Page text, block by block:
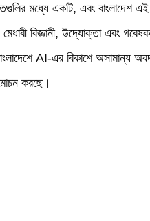
মধ্যে একটি, এবং বাংলাদেশ
বিজ্ঞানী, উদ্যোক্তা এবং
AI-এর বিকাশে অসামান্য
করছে।